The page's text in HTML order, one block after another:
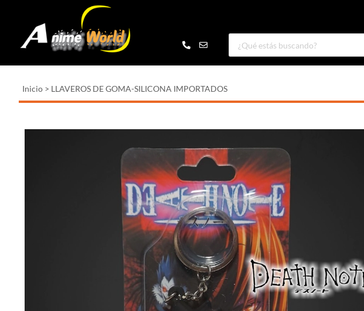
Inicio > LLAVEROS DE GOMA-SILICONA IMPORTADOS